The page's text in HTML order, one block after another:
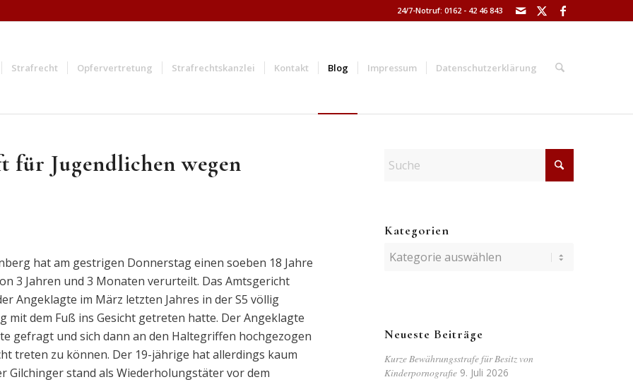
24/7-Notruf: 0162 - 42 46 843
Strafrecht Opfervertretung Strafrechtskanzlei Kontakt Blog Impressum Datenschutzerklärung
für Jugendlichen wegen
hat am gestrigen Donnerstag einen soeben 18 Jahre
3 Jahren und 3 Monaten verurteilt. Das Amtsgericht
Angeklagte im März letzten Jahres in der S5 völlig
dem Fuß ins Gesicht getreten hatte. Der Angeklagte
gefragt und sich dann an den Haltegriffen hochgezogen
treten zu können. Der 19-jährige hat allerdings kaum
Gilchinger stand als Wiederholungstäter vor dem
Kategorien
Kategorien
Neueste Beiträge
Kurze Bewährungsstrafe für Besitz von
Kinderpornografie 9. Juli 2026